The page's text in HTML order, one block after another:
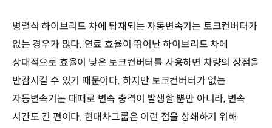
병렬식 하이브리드 차에 탑재되는 자동변속기는 토크컨버터가
없는 경우가 많다. 연료 효율이 뛰어난 하이브리드 차에
상대적으로 효율이 낮은 토크컨버터를 사용하면 차량의 장점을
반감시킬 수 있기 때문이다. 하지만 토크컨버터가 없는
자동변속기는 때때로 변속 충격이 발생할 뿐만 아니라, 변속
시간도 긴 편이다. 현대차그룹은 이런 점을 상쇄하기 위해